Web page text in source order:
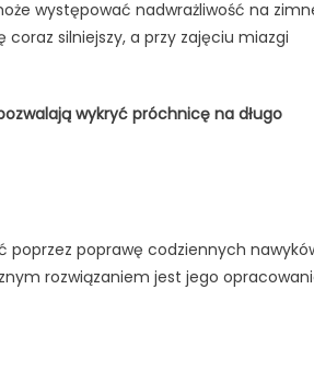
występować nadwrażliwość na
silniejszy, a przy zajęciu miazgi
wykryć próchnicę na długo
poprawę codziennych
rozwiązaniem jest jego